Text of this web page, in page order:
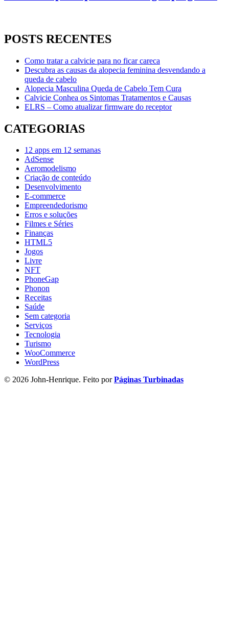
POSTS RECENTES
Como tratar a calvicie para no ficar careca
Descubra as causas da alopecia feminina desvendando a
queda de cabelo
Alopecia Masculina Queda de Cabelo Tem Cura
Calvicie Conhea os Sintomas Tratamentos e Causas
ELRS – Como atualizar firmware do receptor
CATEGORIAS
12 apps em 12 semanas
AdSense
Aeromodelismo
Criação de conteúdo
Desenvolvimento
E-commerce
Empreendedorismo
Erros e soluções
Filmes e Séries
Finanças
HTML5
Jogos
Livre
NFT
PhoneGap
Phonon
Receitas
Saúde
Sem categoria
Serviços
Tecnologia
Turismo
WooCommerce
WordPress
© 2026 John-Henrique. Feito porPáginas Turbinadas